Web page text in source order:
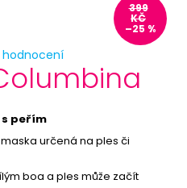
hodnocení
peřím
určená na ples či
boa a ples může začít
399
KČ
–25 %